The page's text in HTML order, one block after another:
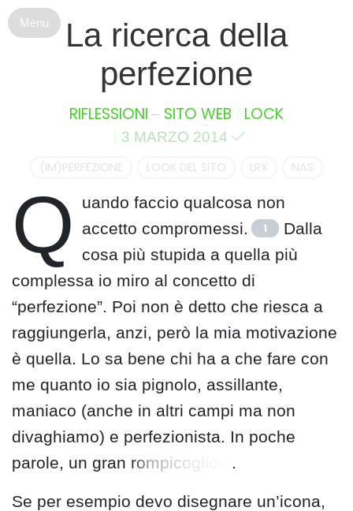
La ricerca della
perfezione
RIFLESSIONI – SITO WEB LOCK
3 MARZO 2014
(IM)PERFEZIONE LOOK DEL SITO LRX NAS
Q
uando faccio qualcosa non
accetto compromessi.
1
Dalla
cosa più stupida a quella più
complessa io miro al concetto di
“perfezione”. Poi non è detto che riesca a
raggiungerla, anzi, però la mia motivazione
è quella. Lo sa bene chi ha a che fare con
me quanto io sia pignolo, assillante,
maniaco (anche in altri campi ma non
divaghiamo) e perfezionista. In poche
parole, un gran rompicoglioni .
Se per esempio devo disegnare un’icona,